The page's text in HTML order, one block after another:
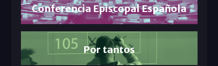
Conferencia Episcopal Española
Por tantos